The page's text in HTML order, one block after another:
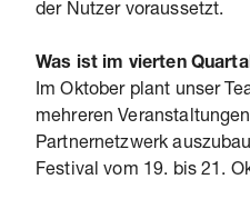
der Nutzer voraussetzt.
Was ist im vierten
Im Oktober plant unser
mehreren
Partnernetzwerk
Festival vom 19. bis 21.